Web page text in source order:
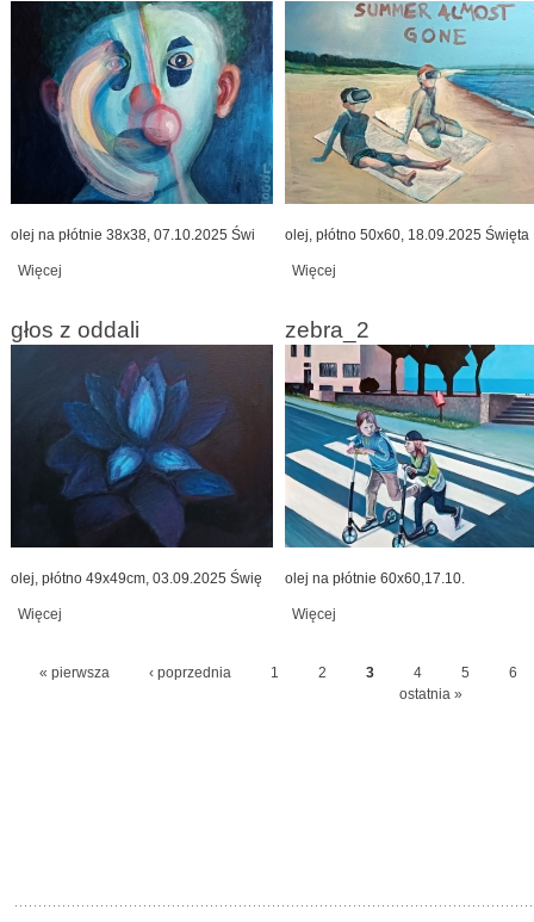
olej na płótnie 38x38, 07.10.2025 Świ
Więcej
olej, płótno 50x60, 18.09.2025 Święta
Więcej
głos z oddali
olej, płótno 49x49cm, 03.09.2025 Świę
Więcej
zebra_2
olej na płótnie 60x60,17.10.
Więcej
« pierwsza ‹ poprzednia 1 2 3 4 5
6
ostatnia »